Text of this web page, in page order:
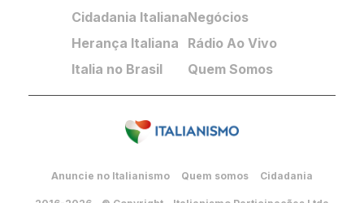
Cidadania Italiana
Herança Italiana
Italia no Brasil
Negócios
Rádio Ao Vivo
Quem Somos
Anuncie no Italianismo Quem somos Cidadania